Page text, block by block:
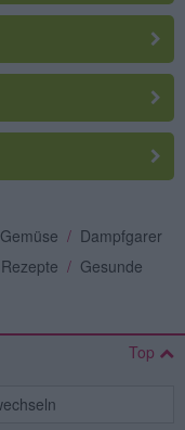
Gemüse / Dampfgarer
/ Gesunde
Top